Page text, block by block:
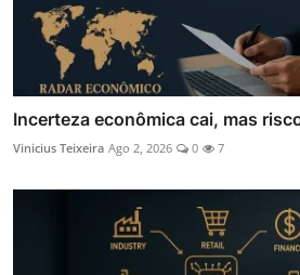
Incerteza econômica cai, mas
Vinicius Teixeira Ago 2, 2026 0 7